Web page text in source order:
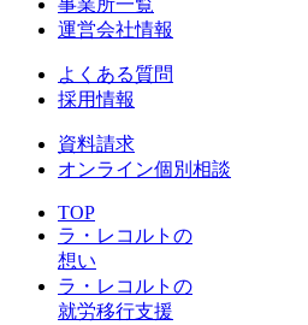
事業所一覧
運営会社情報
よくある質問
採用情報
資料請求
オンライン個別相談
TOP
ラ・レコルトの
想い
ラ・レコルトの
就労移行支援